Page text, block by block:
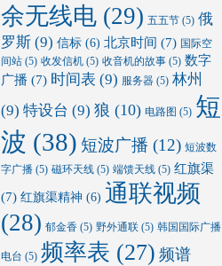
余无线电(29) 五五节(5) 俄
罗斯(9) 信标(6) 北京时间 (7) 国际空
间站(5) 收发信机(5) 收音机的故事(5) 数字
广播 (7) 时间表 (9) 服务器(5) 林州
(9) 特设台 (9) 狼 (10) 电路图 (5) 短
波 (38) 短波广播 (12) 短波数
字广播(5) 磁环天线(5) 端馈天线(5) 红旗渠
(7) 红旗渠精神 (6) 通联视频
(28) 郁金香(5) 野外通联(5) 韩国国际广播
电台 (5) 频率表 (27) 频谱